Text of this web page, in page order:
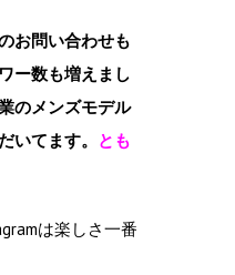
お問い合わせも
ー数も増えまし
のメンズモデル
いてます。 とも
は楽しさ一番